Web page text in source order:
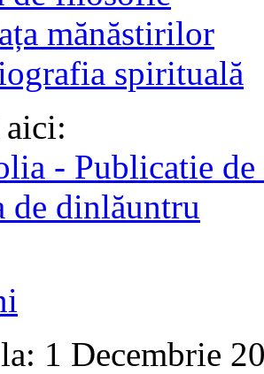
mănăstirilor
spirituală
- Publicatie
de dinlăuntru
1 Decembrie